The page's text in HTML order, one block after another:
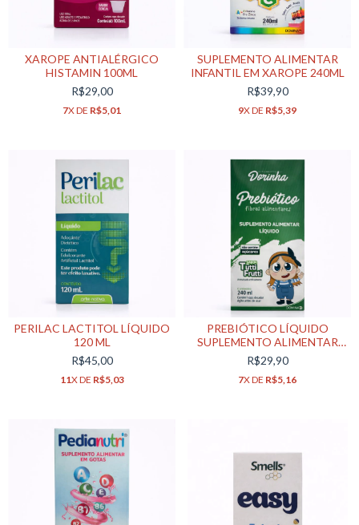
XAROPE ANTIALÉRGICO
HISTAMIN 100ML
R$29,00
7X DE R$5,01
SUPLEMENTO ALIMENTAR
INFANTIL EM XAROPE 240ML
R$39,90
9X DE R$5,39
PERILAC LACTITOL LÍQUIDO
120 ML
R$45,00
11X DE R$5,03
PREBIÓTICO LÍQUIDO
SUPLEMENTO ALIMENTAR
240ML
R$29,90
7X DE R$5,16